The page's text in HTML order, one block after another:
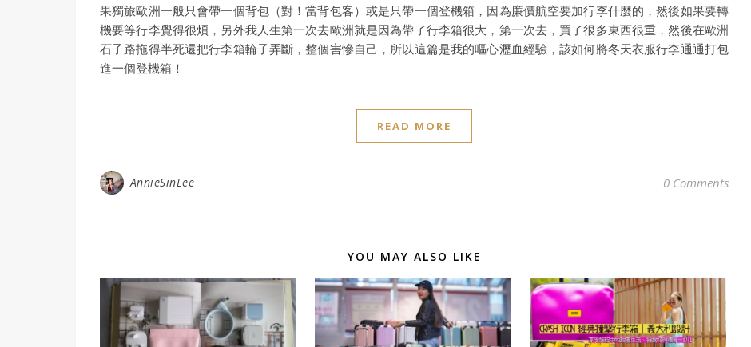
果獨旅歐洲一般只會帶一個背包（對！當背包客）或是只帶一個登機箱，因為廉價航空要加行李什麼的，然後如果要轉
機要等行李覺得很煩，另外我人生第一次去歐洲就是因為帶了行李箱很大，第一次去，買了很多東西很重，然後在歐洲
石子路拖得半死還把行李箱輪子弄斷，整個害慘自己，所以這篇是我的嘔心瀝血經驗，該如何將冬天衣服行李通通打包
進一個登機箱！
READ MORE
AnnieSinLee 0 Comments
YOU MAY ALSO LIKE